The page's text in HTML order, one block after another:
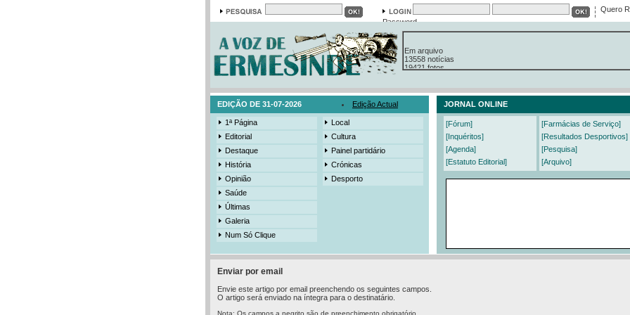
Quero
Password
Em arquivo
13558 notícias
19421 fotos
EDIÇÃO DE 31-07-2026 Edição Actual JORNAL ONLINE
1ª Página
Editorial
Destaque
História
Opinião
Saúde
Últimas
Galeria
Num Só Clique
Local
Cultura
Painel partidário
Crónicas
Desporto
[Fórum]
[Inquéritos]
[Agenda]
[Estatuto Editorial]
[Farmácias de Serviço]
[Resultados Desportivos]
[Pesquisa]
[Arquivo]
Enviar por email
Envie este artigo por email preenchendo os seguintes campos.
O artigo será enviado na íntegra para o destinatário.
Nota: Os campos a negrito são de preenchimento obrigatório.